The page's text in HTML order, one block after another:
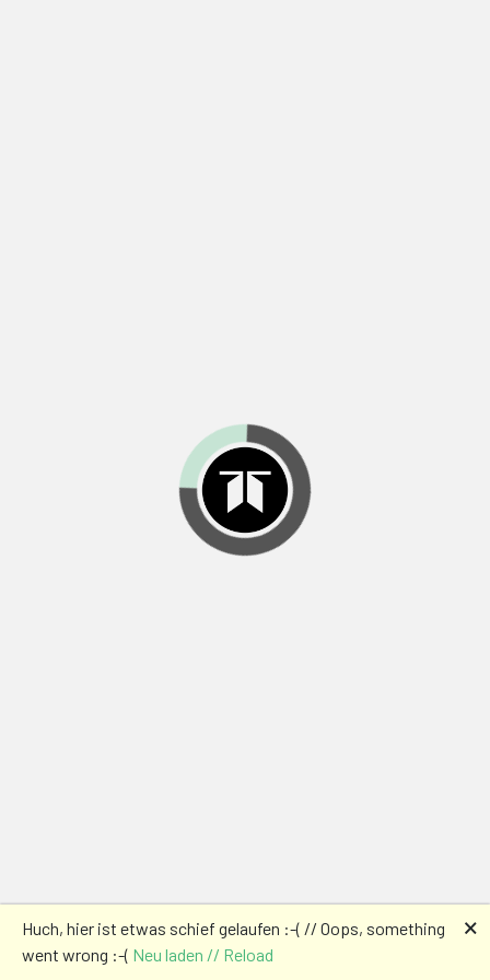
Huch, hier ist etwas schief gelaufen :-( // Oops, something
went wrong :-( Neu laden // Reload
🗙